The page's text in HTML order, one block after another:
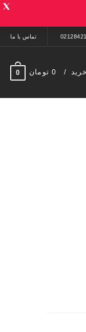
تماس با ما
0 تومان 0